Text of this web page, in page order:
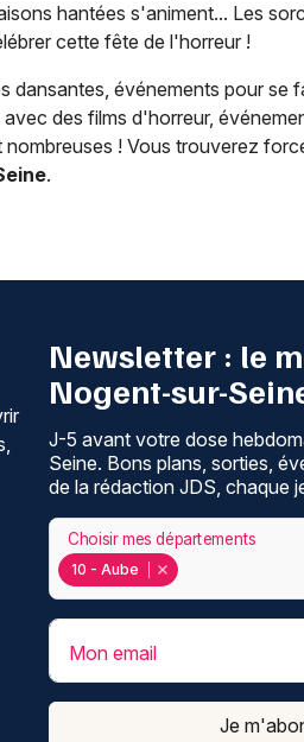
hantées s'animent... Les
cette fête de l'horreur !
dansantes, événements pour se
des films d'horreur,
nombreuses ! Vous trouverez
.
Newsletter : le
Nogent-sur-
J-5 avant votre dose
Seine. Bons plans, sorties,
de la rédaction JDS, chaque
10 - Aube
Choisir mes départements
Mon email
Je